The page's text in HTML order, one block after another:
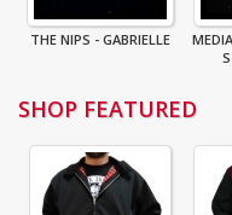
THE NIPS - GABRIELLE
SHOP FEATURED